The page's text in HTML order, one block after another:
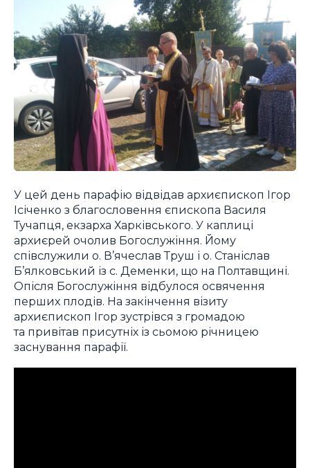
У цей день парафію відвідав архиєпископ Ігор
Ісіченко з благословення єпископа Василя
Тучапця, екзарха Харківського. У каплиці
архиєрей очолив Богослужіння. Йому
співслужили о. В’ячеслав Труш і о. Станіслав
Б’ялковський із с. Деменки, що на Полтавщині.
Опісля Богослужіння відбулося освячення
перших плодів. На закінчення візиту
архиєпископ Ігор зустрівся з громадою
та привітав присутніх із сьомою річницею
заснування парафії.